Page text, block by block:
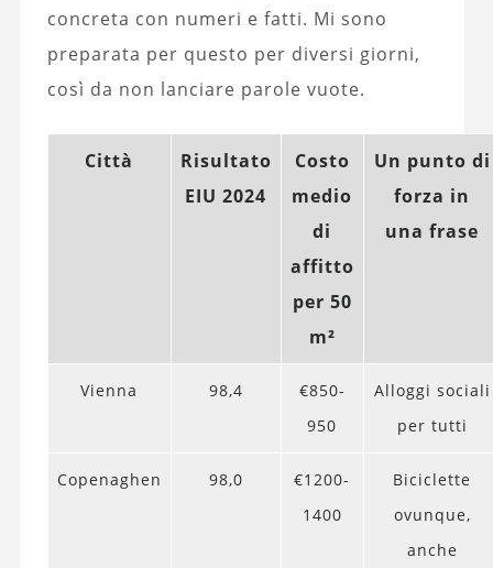
concreta con numeri e fatti. Mi sono
preparata per questo per diversi giorni,
così da non lanciare parole vuote.
Città
Risultato
EIU 2024
Costo
medio
di
affitto
per 50
m²
Un punto di
forza in
una frase
Vienna 98,4
€850-
950
Alloggi sociali
per tutti
Copenaghen 98,0
€1200-
1400
Biciclette
ovunque,
anche